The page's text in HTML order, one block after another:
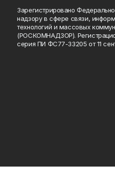
Зарегистрировано
надзору в сфере связи,
технологий и массовых
(РОСКОМНАДЗОР).
серия ПИ ФС77-33205 от 11